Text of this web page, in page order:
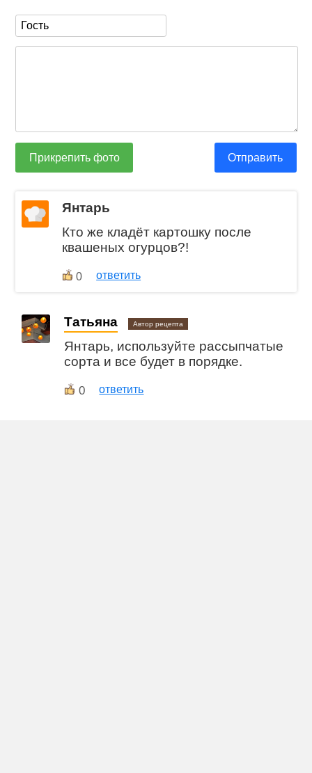
Прикрепить фото Отправить
Янтарь
Кто же кладёт картошку после
квашеных огурцов?!
0 ответить
Татьяна Автор рецепта
Янтарь, используйте рассыпчатые
сорта и все будет в порядке.
0 ответить